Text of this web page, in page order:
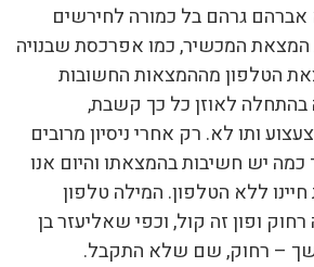
אברהם גרהם בל כמורה לחירשים
המכשיר, כמו אפרכסת שבנויה
הטלפון מההמצאות החשובות
בהתחלה לאוזן כל כך קשבת,
ותו לא. רק אחרי ניסיון מרובים
יש חשיבות בהמצאתו והיום אנו
ללא הטלפון. המילה טלפון
רחוק ופון זה קול, וכפי שאליעזר בן
– רחוק, שם שלא התקבל.